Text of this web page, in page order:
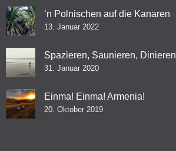
’n Polnischen auf die Kanaren
13. Januar 2022
Spazieren, Saunieren, Dinieren
31. Januar 2020
Einma! Einma! Armenia!
20. Oktober 2019